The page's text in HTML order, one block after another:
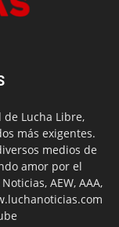
Lucha Libre,
más exigentes.
medios de
amor por el
AEW, AAA,